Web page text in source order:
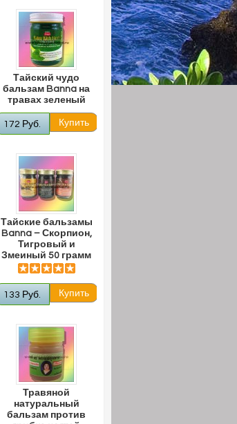
Тайский чудо
бальзам Banna на
травах зеленый
172 Руб.
Тайские бальзамы
Banna – Скорпион,
Тигровый и
Змеиный 50 грамм
133 Руб.
Травяной
натуральный
бальзам против